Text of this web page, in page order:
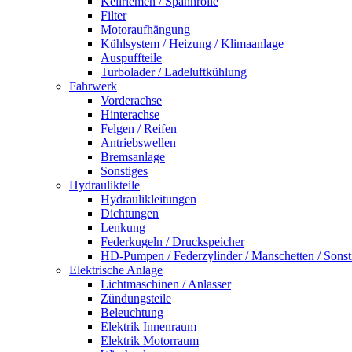
Filter
Motoraufhängung
Kühlsystem / Heizung / Klimaanlage
Auspuffteile
Turbolader / Ladeluftkühlung
Fahrwerk
Vorderachse
Hinterachse
Felgen / Reifen
Antriebswellen
Bremsanlage
Sonstiges
Hydraulikteile
Hydraulikleitungen
Dichtungen
Lenkung
Federkugeln / Druckspeicher
HD-Pumpen / Federzylinder / Manschetten /
Elektrische Anlage
Lichtmaschinen / Anlasser
Zündungsteile
Beleuchtung
Elektrik Innenraum
Elektrik Motorraum